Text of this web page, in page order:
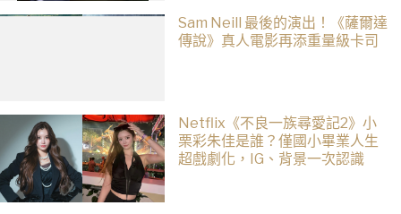
Sam Neill 最後的演出！《薩爾達
傳說》真人電影再添重量級卡司
Netflix《不良一族尋愛記2》小
栗彩朱佳是誰？僅國小畢業人生
超戲劇化，IG、背景一次認識